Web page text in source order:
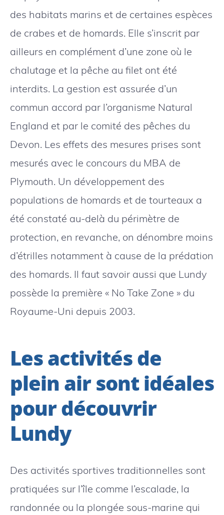
des habitats marins et de certaines espèces
de crabes et de homards. Elle s’inscrit par
ailleurs en complément d’une zone où le
chalutage et la pêche au filet ont été
interdits. La gestion est assurée d’un
commun accord par l’organisme Natural
England et par le comité des pêches du
Devon. Les effets des mesures prises sont
mesurés avec le concours du MBA de
Plymouth. Un développement des
populations de homards et de tourteaux a
été constaté au-delà du périmètre de
protection, en revanche, on dénombre moins
d’étrilles notamment à cause de la prédation
des homards. Il faut savoir aussi que Lundy
possède la première « No Take Zone » du
Royaume-Uni depuis 2003.
Les activités de
plein air sont idéales
pour découvrir
Lundy
Des activités sportives traditionnelles sont
pratiquées sur l’île comme l’escalade, la
randonnée ou la plongée sous-marine qui